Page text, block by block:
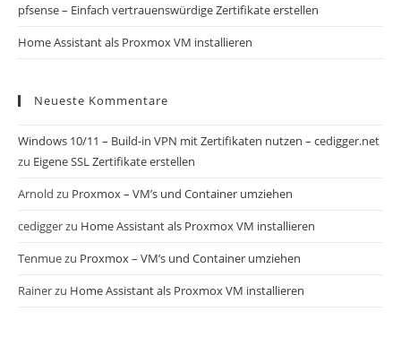
pfsense – Einfach vertrauenswürdige Zertifikate erstellen
Home Assistant als Proxmox VM installieren
Neueste Kommentare
Windows 10/11 – Build-in VPN mit Zertifikaten nutzen – cedigger.net
zu Eigene SSL Zertifikate erstellen
Arnold zu Proxmox – VM’s und Container umziehen
cediggerzu Home Assistant als Proxmox VM installieren
Tenmuezu Proxmox – VM’s und Container umziehen
Rainerzu Home Assistant als Proxmox VM installieren